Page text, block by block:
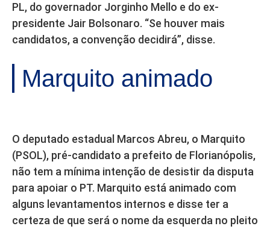
PL, do governador Jorginho Mello e do ex-
presidente Jair Bolsonaro. “Se houver mais
candidatos, a convenção decidirá”, disse.
Marquito animado
O deputado estadual Marcos Abreu, o Marquito
(PSOL), pré-candidato a prefeito de Florianópolis,
não tem a mínima intenção de desistir da disputa
para apoiar o PT. Marquito está animado com
alguns levantamentos internos e disse ter a
certeza de que será o nome da esquerda no pleito